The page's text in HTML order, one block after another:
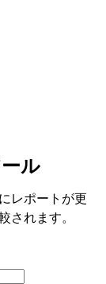
ル
レポートが更
されます。